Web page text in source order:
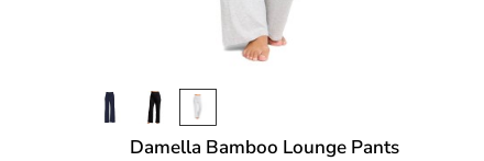
Damella Bamboo Lounge Pants